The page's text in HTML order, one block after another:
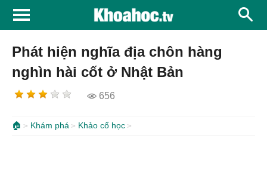
Phát hiện nghĩa địa chôn hàng
nghìn hài cốt ở Nhật Bản
656
🏠 Khám phá Khảo cổ học